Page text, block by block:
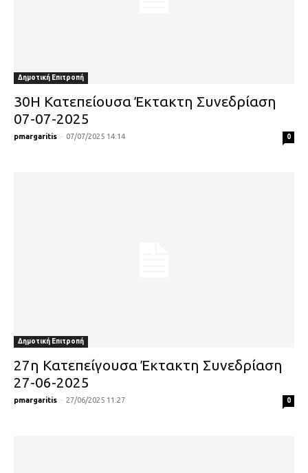
Δημοτική Επιτροπή
30Η Κατεπείουσα Έκτακτη Συνεδρίαση
07-07-2025
pmargaritis - 07/07/2025 14:14 0
Δημοτική Επιτροπή
27η Κατεπείγουσα Έκτακτη Συνεδρίαση
27-06-2025
pmargaritis - 27/06/2025 11:27 0